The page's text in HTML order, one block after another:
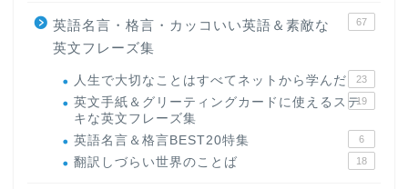
英語名言・格言・カッコいい英語＆素敵な
英文フレーズ集
67
人生で大切なことはすべてネットから学んだ 23
英文手紙＆グリーティングカードに使えるステ
キな英文フレーズ集
19
英語名言＆格言BEST20特集 6
翻訳しづらい世界のことば 18